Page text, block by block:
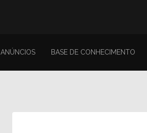
ANÚNCIOS BASE DE CONHECIMENTO